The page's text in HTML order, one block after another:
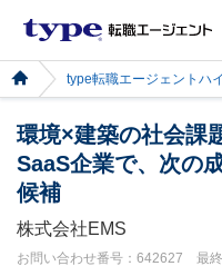
type転職エージェントハ
環境×建築の社会課
SaaS企業で、次の
候補
株式会社EMS
お問い合わせ番号：642627 最